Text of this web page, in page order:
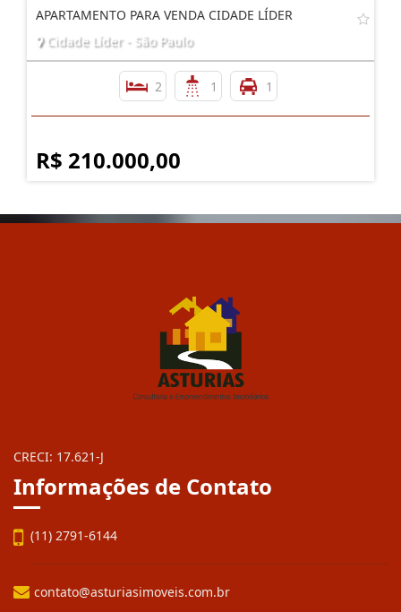
APARTAMENTO PARA VENDA CIDADE LÍDER
Cidade Líder - São Paulo
2 1 1
R$ 210.000,00
CRECI: 17.621-J